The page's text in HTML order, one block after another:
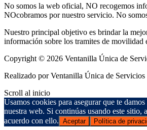
No somos la web oficial, NO recogemos
NOcobramos por nuestro servicio. No
Nuestro principal objetivo es brindar la
información sobre los tramites de movilidad
Copyright © 2026 Ventanilla Única de
Realizado por Ventanilla Única de Servicios
Scroll al inicio
Usamos cookies para asegurar que te
nuestra web. Si continúas usando este sitio,
acuerdo con ello. Aceptar Política de